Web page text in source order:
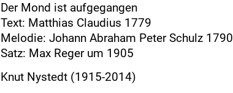
Der Mond ist aufgegangen
Text: Matthias Claudius 1779
Melodie: Johann Abraham Peter Schulz 1790
Satz: Max Reger um 1905
Knut Nystedt (1915-2014)